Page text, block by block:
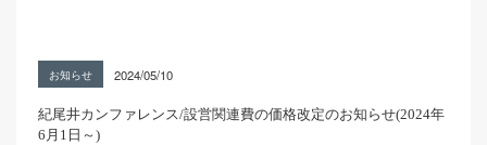
お知らせ 2024/05/10
紀尾井カンファレンス/設営関連費の価格改定のお知らせ(2024年
6月1日～)